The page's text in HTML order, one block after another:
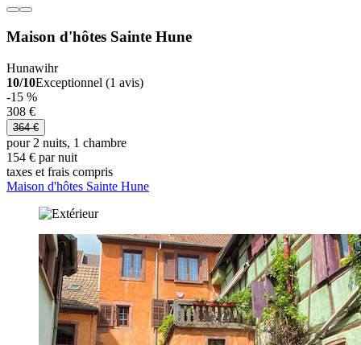
Maison d'hôtes Sainte Hune
Hunawihr
10/10Exceptionnel (1 avis)
-15 %
308 €
364 €
pour 2 nuits, 1 chambre
154 € par nuit
taxes et frais compris
Maison d'hôtes Sainte Hune